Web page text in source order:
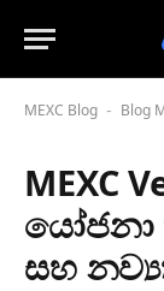
MEXC Blog - Blog
MEXC
යෝජනා
සහ